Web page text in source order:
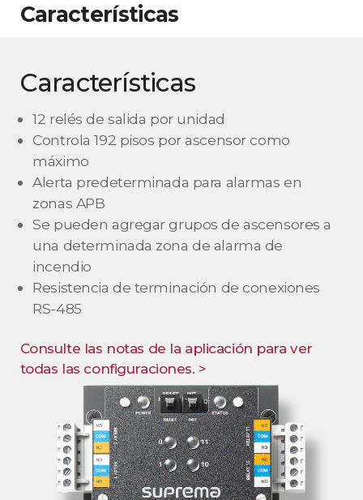
Características
Características
12 relés de salida por unidad
Controla 192 pisos por ascensor como
máximo
Alerta predeterminada para alarmas en
zonas APB
Se pueden agregar grupos de ascensores a
una determinada zona de alarma de
incendio
Resistencia de terminación de conexiones
RS-485
Consulte las notas de la aplicación para ver
todas las configuraciones. >